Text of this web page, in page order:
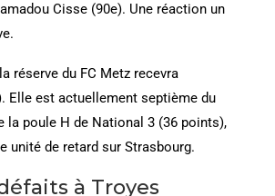
Cisse (90e). Une réaction un
réserve du FC Metz recevra
Elle est actuellement septième du
la poule H de National 3 (36 points),
unité de retard sur Strasbourg.
à Troyes